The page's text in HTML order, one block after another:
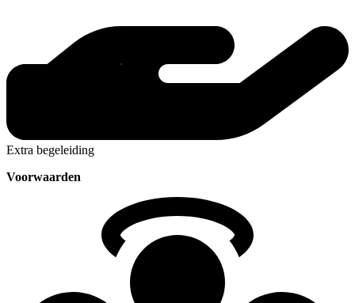
Extra begeleiding
Voorwaarden